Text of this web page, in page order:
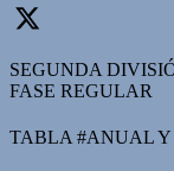
SEGUNDA
FASE REGULAR
TABLA #ANUAL Y